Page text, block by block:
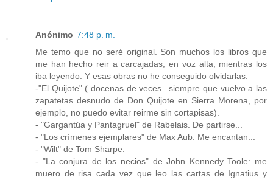
Anónimo 7:48 p. m.
Me temo que no seré original. Son muchos los libros que
me han hecho reir a carcajadas, en voz alta, mientras los
iba leyendo. Y esas obras no he conseguido olvidarlas:
-"El Quijote" ( docenas de veces...siempre que vuelvo a las
zapatetas desnudo de Don Quijote en Sierra Morena, por
ejemplo, no puedo evitar reirme sin cortapisas).
- "Gargantúa y Pantagruel" de Rabelais. De partirse...
- "Los crímenes ejemplares" de Max Aub. Me encantan...
- "Wilt" de Tom Sharpe.
- "La conjura de los necios" de John Kennedy Toole: me
muero de risa cada vez que leo las cartas de Ignatius y